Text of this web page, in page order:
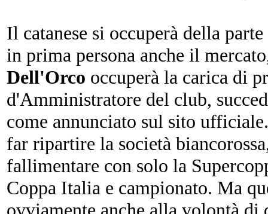
Il catanese si occuperà della
in prima persona anche il
Dell'Orco occuperà la carica di
d'Amministratore del club,
come annunciato sul sito
far ripartire la società
fallimentare con solo la
Coppa Italia e campionato. Ma